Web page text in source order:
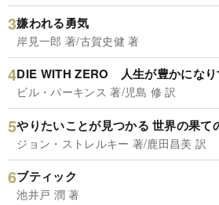
嫌われる勇気
岸見一郎 著/古賀史健 著
DIE WITH ZERO 人生が豊かにな
ビル・パーキンス 著/児島 修 訳
やりたいことが見つかる 世界の果て
ジョン・ストレルキー 著/鹿田昌美 訳
ブティック
池井戸 潤 著